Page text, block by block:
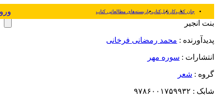
جان کتابکارتابلکتاب یار بسته‌های مطالعاتی کتاب
بنت انجیر
پدیدآورنده : محمد رمضانی فرخانی
انتشارات : سوره مهر
گروه : شعر
شابک : ۹۷۸۶۰۰۱۷۵۹۹۳۲